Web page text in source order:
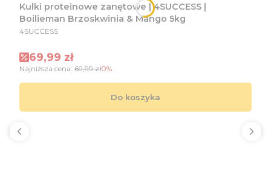
Kulki proteinowe zanętowe | 4SUCCESS |
Boilieman Brzoskwinia & Mango 5kg
PRODUCENT
4SUCCESS
Cena promocyjna
69,99 zł
Najniższa cena: 69,99 zł0%
Do koszyka